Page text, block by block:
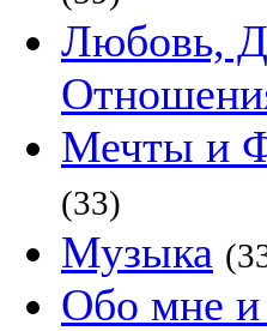
Любовь,
Мечты и
(33)
Музыка
Обо мне